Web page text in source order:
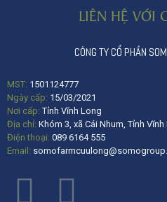
LIÊN HỆ VỚI
CÔNG TY CỔ PHẦN
MST: 1501124777
Ngày cấp: 15/03/2021
Nơi cấp:Tỉnh Vĩnh Long
Địa chỉ: Khóm 3, xã Cái Nhum, Tỉnh
Điện thoại: 089 6164 555
Email: